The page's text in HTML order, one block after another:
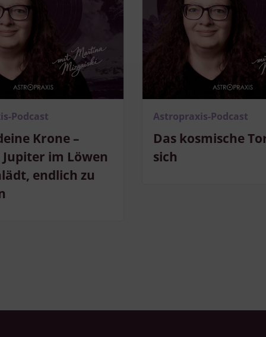
Krone –
im Löwen
endlich zu
Podcast
Das kosmische
sich
Astropraxis-Podcast
Messung der Performance von Inhalten
Analyse von Zielgruppen durch Statistiken oder Kombinationen von Daten aus
Quellen
Entwicklung und Verbesserung der Angebote
Verwendung reduzierter Daten zur Auswahl von Inhalten
Besondere Features:
Verwendung genauer Standortdaten
Endgeräteeigenschaften zur Identifikation aktiv abfragen